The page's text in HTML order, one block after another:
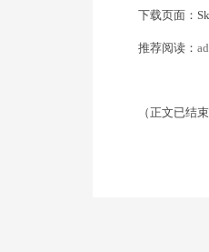
下载页面：
推荐阅读：
（正文已结束